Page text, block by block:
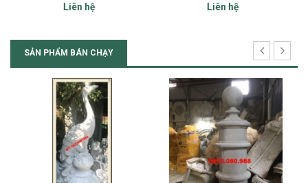
Liên hệ
Liên hệ
SẢN PHẨM BÁN CHẠY